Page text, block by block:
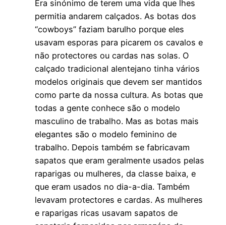
Era sinónimo de terem uma vida que lhes
permitia andarem calçados. As botas dos
“cowboys” faziam barulho porque eles
usavam esporas para picarem os cavalos e
não protectores ou cardas nas solas. O
calçado tradicional alentejano tinha vários
modelos originais que devem ser mantidos
como parte da nossa cultura. As botas que
todas a gente conhece são o modelo
masculino de trabalho. Mas as botas mais
elegantes são o modelo feminino de
trabalho. Depois também se fabricavam
sapatos que eram geralmente usados pelas
raparigas ou mulheres, da classe baixa, e
que eram usados no dia-a-dia. Também
levavam protectores e cardas. As mulheres
e raparigas ricas usavam sapatos de